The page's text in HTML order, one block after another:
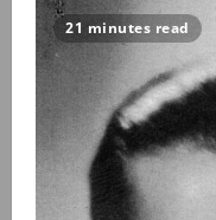
21 minutes read